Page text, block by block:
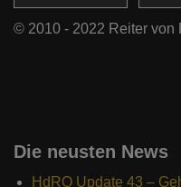
© 2010 - 2022 Reiter von
Die neusten News
HdRO Update 43 –